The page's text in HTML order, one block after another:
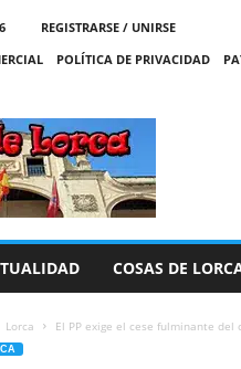
REGISTRARSE / UNIRSE
POLÍTICA DE PRIVACIDAD
COSAS DE
Lorca El PP exige el cese fulminante